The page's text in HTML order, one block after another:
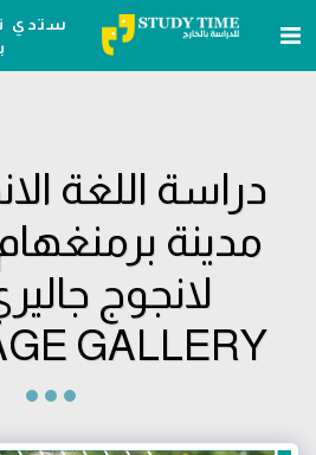
ستدي
دراسة اللغة
مدينة
GALLERY